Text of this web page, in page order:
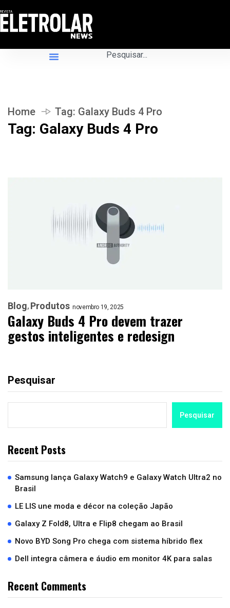
Home Tag: Galaxy Buds 4 Pro
Tag: Galaxy Buds 4 Pro
Blog Produtos novembro 19, 2025
Galaxy Buds 4 Pro devem trazer
gestos inteligentes e redesign
Pesquisar
Pesquisar
Recent Posts
Samsung lança Galaxy Watch9 e Galaxy Watch Ultra2 no
Brasil
LE LIS une moda e décor na coleção Japão
Galaxy Z Fold8, Ultra e Flip8 chegam ao Brasil
Novo BYD Song Pro chega com sistema híbrido flex
Dell integra câmera e áudio em monitor 4K para salas
Recent Comments